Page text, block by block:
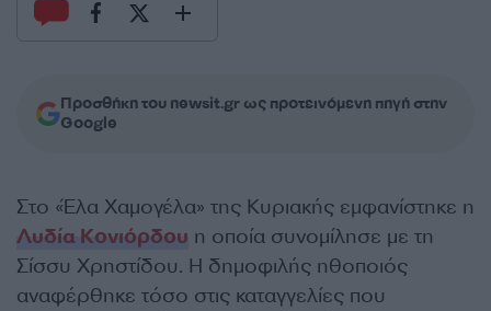
Προσθήκη του newsit.gr ως προτεινόμενη πηγή στην
Google
Στο «Έλα Χαμογέλα» της Κυριακής εμφανίστηκε η
Λυδία Κονιόρδου η οποία συνομίλησε με τη
Σίσσυ Χρηστίδου. Η δημοφιλής ηθοποιός
αναφέρθηκε τόσο στις καταγγελίες που